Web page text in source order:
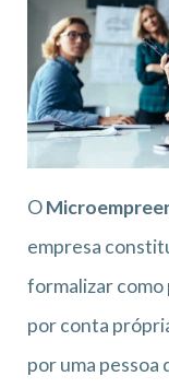
O
empresa
formalizar
por conta
por uma pessoa